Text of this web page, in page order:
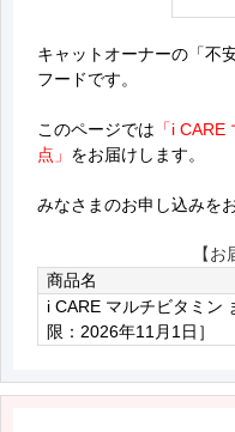
キャットオーナーの「不
フードです。
このページでは 「i
点」 をお届けします。
みなさまのお申し込みを
【
商品名
i CARE マルチビタミン
限：2026年11月1日］